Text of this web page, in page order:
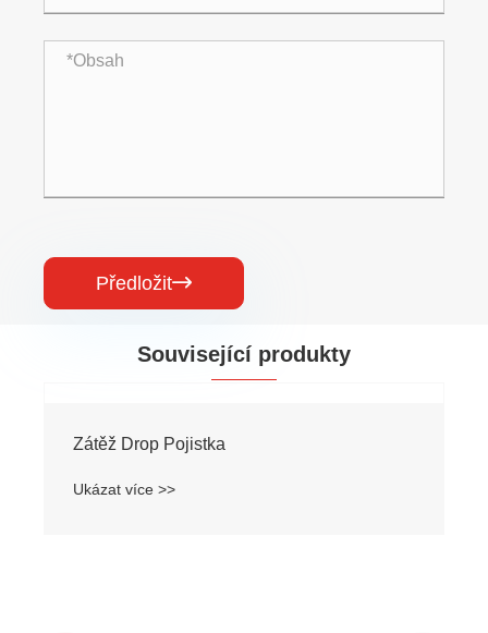
Předložit
Související produkty
Zátěž Drop Pojistka
Ukázat více >>